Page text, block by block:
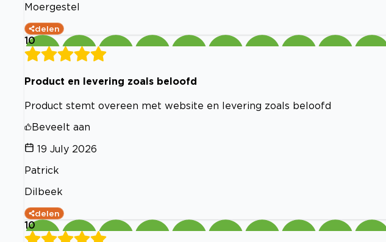
Moergestel
delen
10
Product en levering zoals beloofd
Product stemt overeen met website en levering zoals beloofd
Beveelt aan
19 July 2026
Patrick
Dilbeek
delen
10